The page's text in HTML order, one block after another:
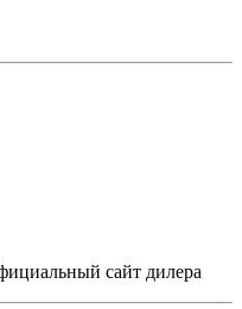
сайт дилера